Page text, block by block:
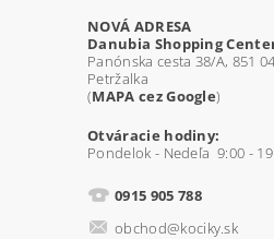
NOVÁ ADRESA
Danubia Shopping
Panónska cesta 38/A, 851
Petržalka
(MAPA cez Google)
Otváracie hodiny:
Pondelok - Nedeľa 9:00 -
0915 905 788
obchod@kociky.sk